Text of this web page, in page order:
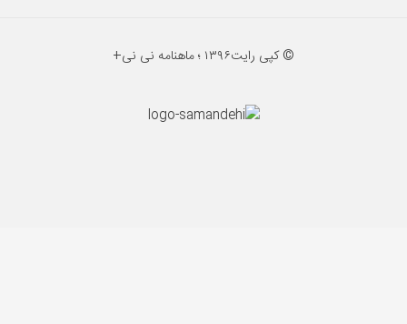
© کپی رایت۱۳۹۶ ؛ ماهنامه نی نی+